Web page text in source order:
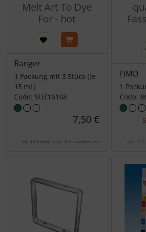
Melt Art To Dye
For - hot
Ranger
1 Packung mit 3 Stück (je
15 mL)
Code: SUZ16168
7,50 €
inkl. 19 % MwSt. zzgl. Versandkosten
FIMO
1
Code:
inkl. 19 %